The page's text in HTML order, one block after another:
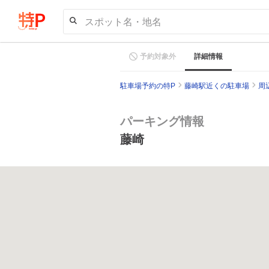
スポット名・地名
予約対象外 詳細情報
駐車場予約の特P 藤崎駅近くの駐車場 周
パーキング情報
藤崎